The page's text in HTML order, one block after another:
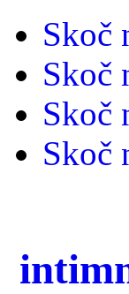
Skoč
Skoč
Skoč
Skoč